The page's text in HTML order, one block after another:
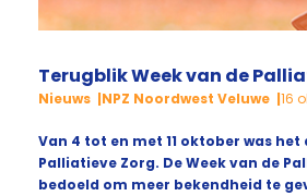
Terugblik Week van de
Nieuws NPZ Noordwest Veluwe 16
Van 4 tot en met 11 oktober was het
Palliatieve Zorg. De Week van de
bedoeld om meer bekendheid te